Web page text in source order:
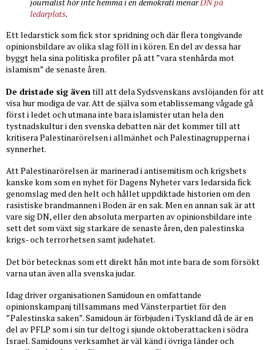
journalist hör inte hemma i en demokrati menarDN på
ledarplats.
Ett ledarstick som fick stor spridning och där flera tongivande
opinionsbildare av olika slag föll in i kören. En del av dessa har
byggt hela sina politiska profiler på att ”vara stenhårda mot
islamism” de senaste åren.
De dristade sig äventill att dela Sydsvenskans avslöjanden för att
visa hur modiga de var. Att de själva som etablissemang vågade gå
först i ledet och utmana inte bara islamister utan hela den
tystnadskultur i den svenska debatten när det kommer till att
kritisera Palestinarörelsen i allmänhet och Palestinagrupperna i
synnerhet.
Att Palestinarörelsen är marinerad i antisemitism och krigshets
kanske kom som en nyhet för Dagens Nyheter vars ledarsida fick
genomslag med den helt och hållet uppdiktade historien om den
rasistiske brandmannen i Boden är en sak. Men en annan sak är att
vare sig DN, eller den absoluta merparten av opinionsbildare inte
sett det som växt sig starkare de senaste åren, den palestinska
krigs- och terrorhetsen samt judehatet.
Det bör betecknas som ett direkt hån mot inte bara de som försökt
varna utan även alla svenska judar.
Idag driver organisationen Samidoun en omfattande
opinionskampanj tillsammans med Vänsterpartiet för den
”Palestinska saken”. Samidoun är förbjuden i Tyskland då de är en
del av PFLP som i sin tur deltog i sjunde oktoberattacken i södra
Israel. Samidouns verksamhet är väl känd i övriga länder och